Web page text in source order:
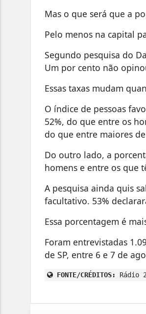
Mas o que será que a
Pelo menos na capital
Segundo pesquisa do
Um por cento não
Essas taxas mudam
O índice de pessoas
52%, do que entre os
do que entre maiores
Do outro lado, a
homens e entre os que
A pesquisa ainda quis
facultativo. 53%
Essa porcentagem é
Foram entrevistadas
de SP, entre 6 e 7 de
FONTE/CRÉDITOS: Rádio 2